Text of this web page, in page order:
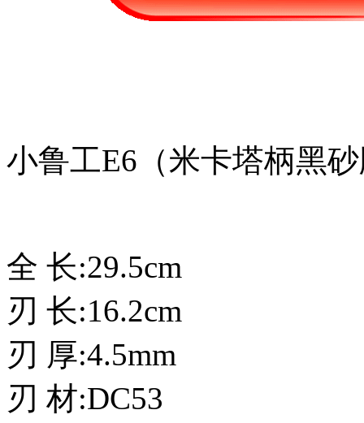
小鲁工E6（米卡塔柄黑
全 长:29.5cm
刃 长:16.2cm
刃 厚:4.5mm
刃 材:DC53